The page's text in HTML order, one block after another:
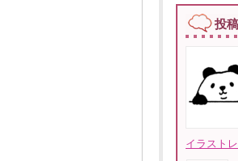
投
イラスト